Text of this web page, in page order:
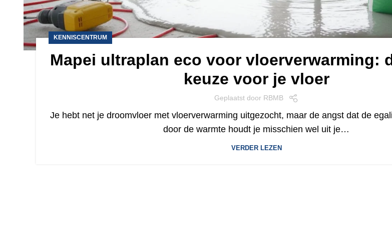
KENNISCENTRUM
Mapei ultraplan eco voor vloerverwarming:
keuze voor je vloer
Geplaatst door RBMB
Je hebt net je droomvloer met vloerverwarming uitgezocht, maar de angst dat de
door de warmte houdt je misschien wel uit je…
VERDER LEZEN